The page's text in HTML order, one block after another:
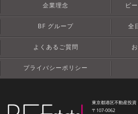
企業理念 ビ
BF グループ 全
よくあるご質問
プライバシーポリシー
東京都港区不動産投
〒107-0062